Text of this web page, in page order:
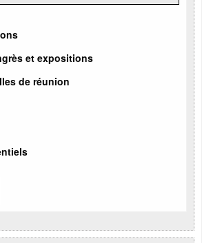
et expositions
de réunion